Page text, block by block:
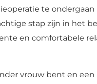
te ondergaan
stap zijn in het
en comfortabele
vrouw bent en een